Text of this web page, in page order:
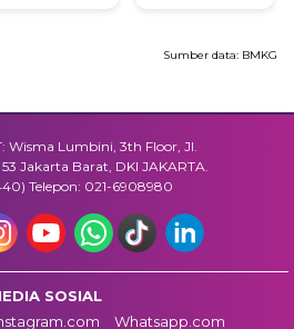
Sumber data: BMKG
Wisma Lumbini, 3th Floor, Jl.
Jakarta Barat, DKI JAKARTA.
Telepon: 021-6908980
SOSIAL
Whatsapp.com